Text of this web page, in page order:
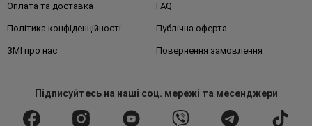
Оплата та доставка FAQ
Політика конфіденційності Публічна оферта
ЗМІ про нас Повернення замовлення
Підписуйтесьна наші соц. мережі та месенджери